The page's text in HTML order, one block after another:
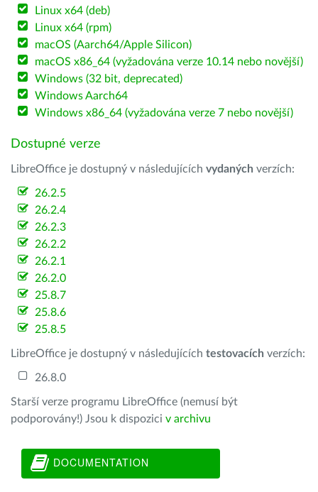
Linux x64 (deb)
Linux x64 (rpm)
macOS (Aarch64/Apple Silicon)
macOS x86_64 (vyžadována verze 10.14 nebo novější)
Windows (32 bit, deprecated)
Windows Aarch64
Windows x86_64 (vyžadována verze 7 nebo novější)
Dostupné verze
LibreOffice je dostupný v následujících vydaných verzích:
26.2.5
26.2.4
26.2.3
26.2.2
26.2.1
26.2.0
25.8.7
25.8.6
25.8.5
LibreOffice je dostupný v následujících testovacích verzích:
26.8.0
Starší verze programu LibreOffice (nemusí být
podporovány!) Jsou k dispozici v archivu
DOCUMENTATION